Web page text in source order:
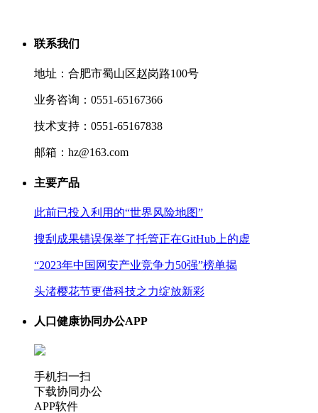
联系我们
地址：合肥市蜀山区赵岗路100号
业务咨询：0551-65167366
技术支持：0551-65167838
邮箱：hz@163.com
主要产品
此前已投入利用的“世界风险地图”
搜刮成果错误保举了托管正在GitHub上的虚
“2023年中国网安产业竞争力50强”榜单揭
头渚樱花节更借科技之力绽放新彩
人口健康协同办公APP
手机扫一扫
下载协同办公
APP软件